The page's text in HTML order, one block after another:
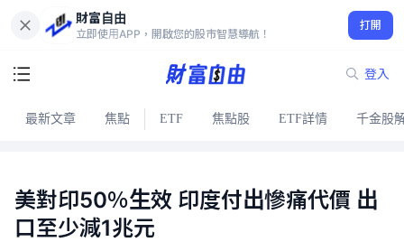
財富自由
立即使用APP，開啟您的股市智慧導航！
打開
登入
最新文章 焦點 ETF 焦點股 ETF詳情 千金股
美對印50％生效 印度付出慘痛代價 出
口至少減1兆元